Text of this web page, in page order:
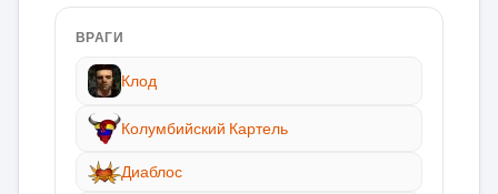
ВРАГИ
Клод
Колумбийский Картель
Диаблос